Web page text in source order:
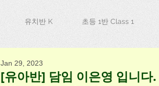
유치반 K 초등 1반 Class 1
[유아반] 담임 이은영 입니다.
Jan 29, 2023